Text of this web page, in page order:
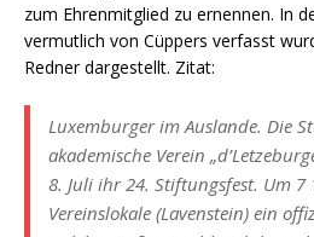
zum Ehrenmitglied zu ernennen. In
vermutlich von Cüppers verfasst
Redner dargestellt. Zitat:
Luxemburger im Auslande. Die
akademische Verein
8. Juli ihr 24. Stiftungsfest. Um
Vereinslokale (Lavenstein) ein